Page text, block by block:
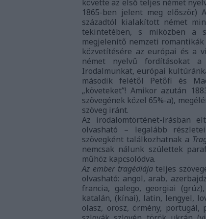
követte az első teljes német
1865-ben jelent meg először.)
századtól kialakított német
tekintetében, s miközben a
megjelenítő nemzeti
közvetítésére az európai és a
német nyelvű fordításokat a
Irodalmunkat, európai
második felétől Petőfi és
„követeket”! Amikor azután
szövegének közel 65%-a),
szöveg iránt.
Az irodalomtörténet-írásban
olvasható – legalább
szövegként találkozhatnak a
nemcsak nálunk születtek
műhöz kapcsolódva.
Az ember tragédiájateljes
olvasható: angol, arab,
francia, galego, georgiai
katalán, (kínai), latin, lengyel,
olasz, orosz, örmény, portugál,